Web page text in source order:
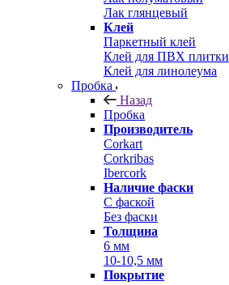
Лак глянцевый
Клей
Паркетный клей
Клей для ПВХ плитки
Клей для линолеума
Пробка
Назад
Пробка
Производитель
Corkart
Corkribas
Ibercork
Наличие фаски
С фаской
Без фаски
Толщина
6 мм
10-10,5 мм
Покрытие